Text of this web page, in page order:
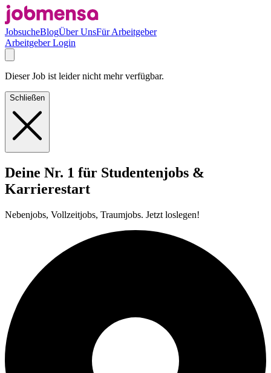
JobsucheBlogÜber UnsFür Arbeitgeber
Arbeitgeber Login
Dieser Job ist leider nicht mehr verfügbar.
Schließen
Deine Nr. 1 für Studentenjobs &
Karrierestart
Nebenjobs, Vollzeitjobs, Traumjobs. Jetzt loslegen!